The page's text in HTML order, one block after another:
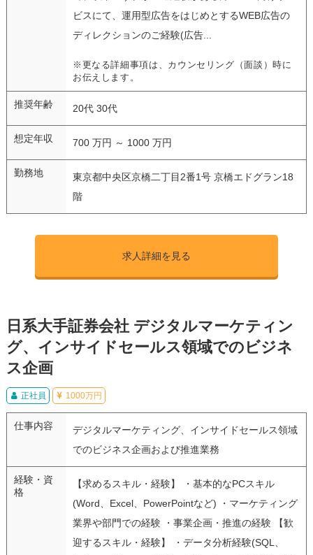
ビスにて、運用型広告をはじめとするWEB広告の
ディレクションのご経験(広告...
※更なる詳細事項は、カウンセリング（面談）時に
お伝えします。
推奨年齢 20代 30代
想定年収 700 万円 ～ 1000 万円
勤務地
東京都中央区京橋二丁目2番1号 京橋エドグラン18
階
求人詳細を見る
日系大手証券会社 デジタルマーケティン
グ、インサイドセールス領域でのビジネ
ス企画
正社員 1000万円
仕事内容
デジタルマーケティング、インサイドセールス領域
でのビジネス企画および推進業務
経験・資
格
【求めるスキル・経験】 ・基本的なPCスキル
(Word、Excel、PowerPointなど) ・マーケティング
業界や部門での経験 ・事業企画・推進の経験 【歓
迎するスキル・経験】 ・データ分析経験(SQL、